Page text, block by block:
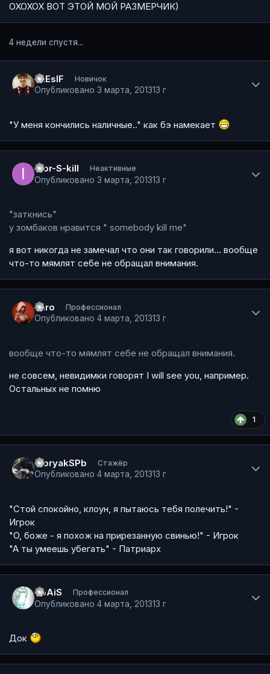
ОХОХОХ ВОТ ЭТОЙ МОЙ РАЗМЕРЧИК)
4 недели спустя...
ExEsIF Новичок
Опубликовано 3 марта, 201313 г
"У меня кончились наличные.." как бэ намекает
Igor-S-kill Неактивные
Опубликовано 3 марта, 201313 г
"заткнись"
у зомбаков нравится " somebody kill me"
я вот никогда не замечал что они так говорили... вообще
что-то мямлят себе не обращал внимания.
Laro Профессионал
Опубликовано 4 марта, 201313 г
вообще что-то мямлят себе не обращал внимания.
не совсем, невидимки говорят I will see you, например.
Остальных не помню
1
MoryakSPb Стажёр
Опубликовано 4 марта, 201313 г
"Стой спокойно, клоун, я пытаюсь тебя полечить!" -
Игрок
"О, боже - я похож на прирезанную свинью!" - Игрок
"А ты умеешь убегать" - Патриарх
SpAiS Профессионал
Опубликовано 4 марта, 201313 г
Док